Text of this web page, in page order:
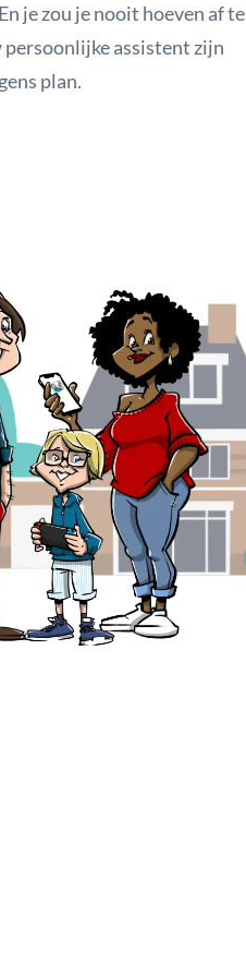
je zou je nooit hoeven af te
assistent zijn
plan.